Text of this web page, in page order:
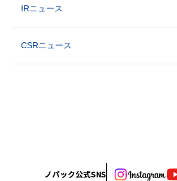
IRニュース
CSRニュース
ノバック公式SNS